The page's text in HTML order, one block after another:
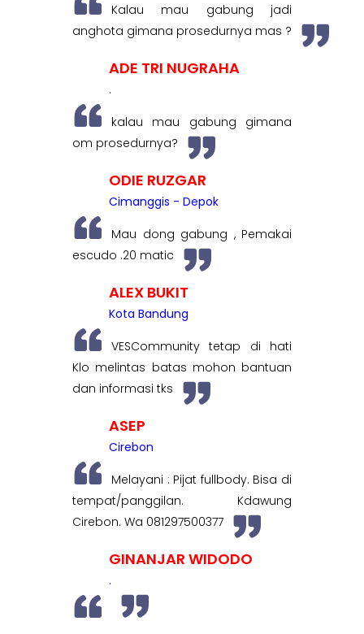
Kalau mau gabung jadi
anghota gimana prosedurnya mas ?
ADE TRI NUGRAHA
.
kalau mau gabung gimana
om prosedurnya?
ODIE RUZGAR
Cimanggis - Depok
Mau dong gabung , Pemakai
escudo .20 matic
ALEX BUKIT
Kota Bandung
VESCommunity tetap di hati
Klo melintas batas mohon bantuan
dan informasi tks
ASEP
Cirebon
Melayani : Pijat fullbody. Bisa di
tempat/panggilan. Kdawung
Cirebon. Wa 081297500377
GINANJAR WIDODO
.